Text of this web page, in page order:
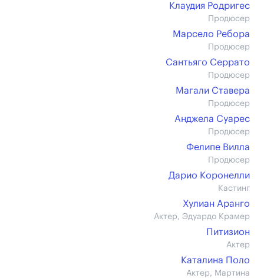
Клаудия Родригес
Продюсер
Марсело Ребора
Продюсер
Сантьяго Серрато
Продюсер
Магали Ставера
Продюсер
Анджела Суарес
Продюсер
Фелипе Вилла
Продюсер
Дарио Коронелли
Кастинг
Хулиан Аранго
Актер, Эдуардо Крамер
Питизион
Актер
Каталина Поло
Актер, Мартина